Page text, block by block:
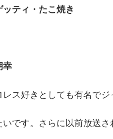
ティ・たこ焼き
幸
ス好きとしても有名で
です。さらに以前放送さ